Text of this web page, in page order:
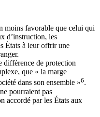
moins favorable que celui qui
d’instruction, les
États à leur offrir une
différence de protection
que « la marge
dans son ensemble »6.
pourraient pas
accordé par les États aux